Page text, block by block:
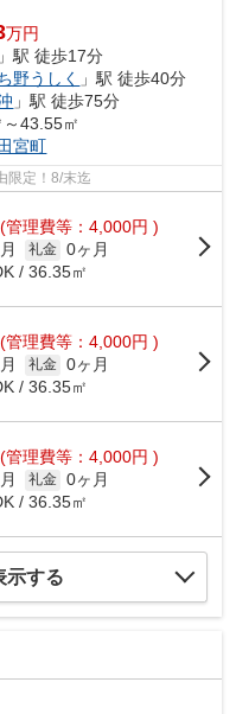
万円
」駅 徒歩17分
野うしく
」駅 徒歩40分
」駅 徒歩75分
43.55㎡
田宮町
定！8/末迄
(管理費等：4,000円 )
礼金 0ヶ月
/ 36.35㎡
(管理費等：4,000円 )
礼金 0ヶ月
/ 36.35㎡
(管理費等：4,000円 )
礼金 0ヶ月
/ 36.35㎡
示する